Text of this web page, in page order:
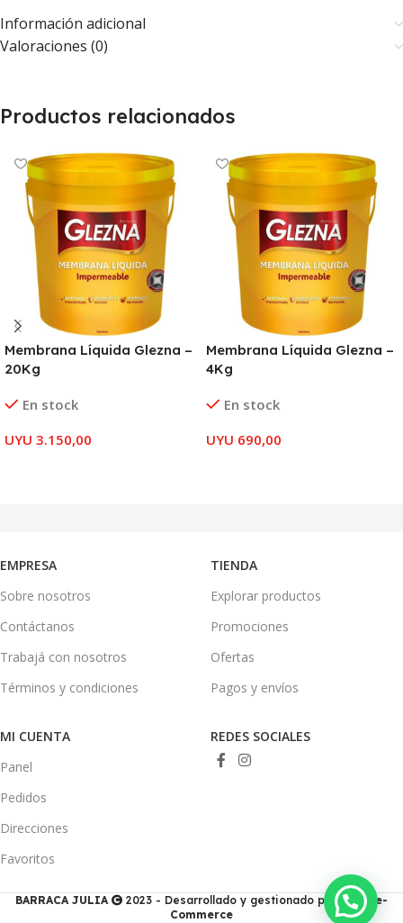
Información adicional
Valoraciones (0)
Productos relacionados
Membrana Líquida Glezna –
20Kg
En stock
UYU 3.150,00
Membrana Líquida Glezna –
4Kg
En stock
UYU 690,00
EMPRESA
Sobre nosotros
Contáctanos
Trabajá con nosotros
Términos y condiciones
TIENDA
Explorar productos
Promociones
Ofertas
Pagos y envíos
MI CUENTA
Panel
Pedidos
Direcciones
Favoritos
REDES SOCIALES
BARRACA JULIA 2023 - Desarrollado y gestionado por Ducis e-
Commerce
💭 ¿Necesitas ayuda?